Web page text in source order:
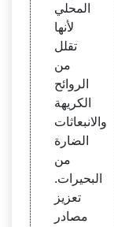
المحلي
لأنها
تقلل
من
الروائح
الكريهة
والانبعاثات
الضارة
من
البحيرات.
تعزيز
مصادر